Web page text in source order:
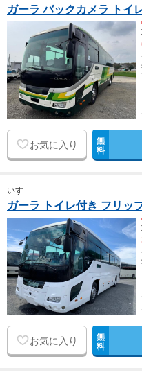
ガーラ バックカメラ トイ
お気に入り 無
料
いすゞ
ガーラ トイレ付き フリッ
お気に入り 無
料